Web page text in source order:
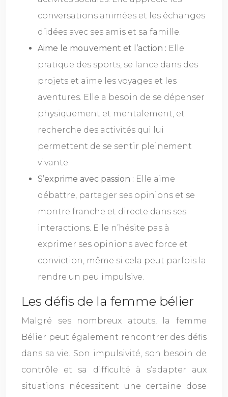
conversations animées et les échanges
d’idées avec ses amis et sa famille.
Aime le mouvement et l’action : Elle
pratique des sports, se lance dans des
projets et aime les voyages et les
aventures. Elle a besoin de se dépenser
physiquement et mentalement, et
recherche des activités qui lui
permettent de se sentir pleinement
vivante.
S’exprime avec passion : Elle aime
débattre, partager ses opinions et se
montre franche et directe dans ses
interactions. Elle n’hésite pas à
exprimer ses opinions avec force et
conviction, même si cela peut parfois la
rendre un peu impulsive.
Les défis de la femme bélier
Malgré ses nombreux atouts, la femme
Bélier peut également rencontrer des défis
dans sa vie. Son impulsivité, son besoin de
contrôle et sa difficulté à s’adapter aux
situations nécessitent une certaine dose